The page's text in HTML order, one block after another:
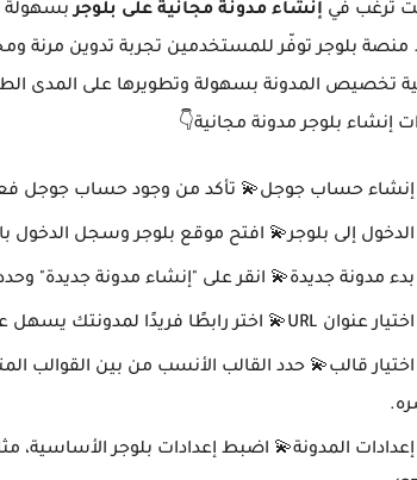
ترغب في إنشاء مدونة مجانية على بلوجربسهولة
منصة بلوجر توفّر للمستخدمين تجربة تدوين مرنة
تخصيص المدونة بسهولة وتطويرها على المدى
إنشاء بلوجر مدونة مجانية👇
إنشاء حساب جوجل💫 تأكد من وجود حساب جوجل
الدخول إلى بلوجر💫 افتح موقع بلوجر وسجل
بدء مدونة جديدة💫 انقر على "إنشاء مدونة جديدة"
اختيار عنوان URL💫 اختر رابطًا فريدًا لمدونتك يسهل على الزوار تذكره.
اختيار قالب💫 حدد القالب الأنسب من بين القوالب
إعدادات المدونة💫 اضبط إعدادات بلوجر الأساسية،